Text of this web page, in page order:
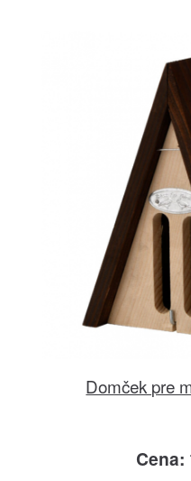
Domček pre
Cena: